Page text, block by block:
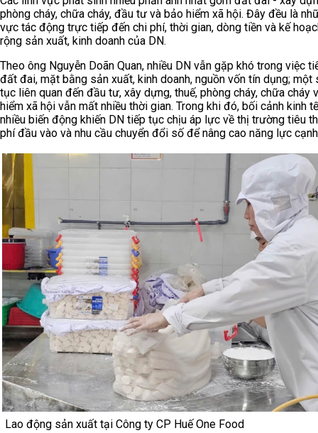
phòng cháy, chữa cháy, đầu tư và bảo hiểm xã hội. Đây đều là
vực tác động trực tiếp đến chi phí, thời gian, dòng tiền và kế
rộng sản xuất, kinh doanh của DN.
Theo ông Nguyễn Doãn Quan, nhiều DN vẫn gặp khó trong việc
đất đai, mặt bằng sản xuất, kinh doanh, nguồn vốn tín dụng; một
tục liên quan đến đầu tư, xây dựng, thuế, phòng cháy, chữa cháy
hiểm xã hội vẫn mất nhiều thời gian. Trong khi đó, bối cảnh kinh
nhiều biến động khiến DN tiếp tục chịu áp lực về thị trường tiêu
phí đầu vào và nhu cầu chuyển đổi số để nâng cao năng lực
Lao động sản xuất tại Công ty CP Huế One Food